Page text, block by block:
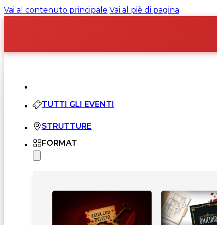
Vai al contenuto principale Vai al piè di pagina
TUTTI GLI EVENTI
STRUTTURE
FORMAT